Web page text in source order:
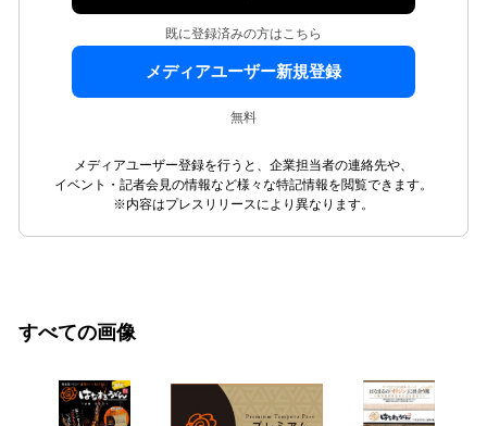
既に登録済みの方はこちら
メディアユーザー新規登録
無料
メディアユーザー登録を行うと、企業担当者の連絡先や、
イベント・記者会見の情報など様々な特記情報を閲覧できます。
※内容はプレスリリースにより異なります。
すべての画像